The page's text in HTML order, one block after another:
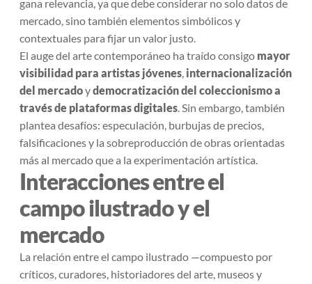
gana relevancia, ya que debe considerar no solo datos de
mercado, sino también elementos simbólicos y
contextuales para fijar un valor justo.
El auge del arte contemporáneo ha traído consigo mayor
visibilidad para artistas jóvenes, internacionalización
del mercadoydemocratización del coleccionismo a
través de plataformas digitales. Sin embargo, también
plantea desafíos: especulación, burbujas de precios,
falsificaciones y la sobreproducción de obras orientadas
más al mercado que a la experimentación artística.
Interacciones entre el
campo ilustrado y el
mercado
La relación entre el campo ilustrado —compuesto por
críticos, curadores, historiadores del arte, museos y